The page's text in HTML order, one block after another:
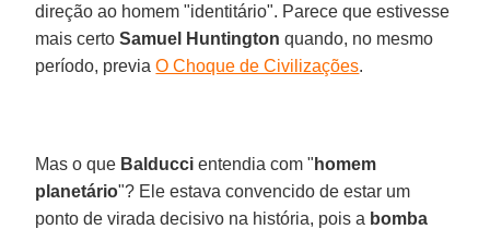
direção ao homem "identitário". Parece que estivesse
mais certoSamuel Huntington quando, no mesmo
período, previaO Choque de Civilizações.
Mas o que Balducci entendia com " homem
planetário"? Ele estava convencido de estar um
ponto de virada decisivo na história, pois a bomba